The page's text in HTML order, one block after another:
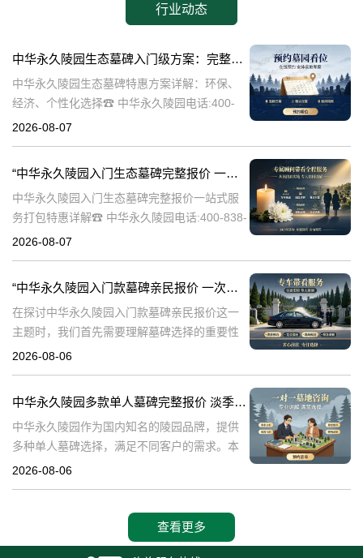
行业动态
中华永久陵园生态墓碑入门级方案：完整报价与一站式服务打包特惠解析
中华永久陵园生态墓碑特惠方案详解：环保、
经济、个性化选择☎ 中华永久陵园电话:400-
838-5063随着人们对身后事的关注度提升，选
2026-08-07
“中华永久陵园入门生态墓碑完整报价 一站式服务打包特惠详解”
中华永久陵园入门生态墓碑完整报价一站式服
务打包特惠详解☎ 中华永久陵园电话:400-838-
5063中华永久陵园作为国内知名的陵园之一，
2026-08-07
“中华永久陵园入门款墓碑亲民报价 一次性付清享折上折：超值优惠与便捷选择的完美结合”
在探讨中华永久陵园入门款墓碑亲民报价这一
主题时，我们首先需要理解墓碑选择的重要性
及其对逝者与生者的影响。墓碑不仅是对逝者
2026-08-06
中华永久陵园多款单人墓碑完整报价 淡季下单直降数千元详解
中华永久陵园作为国内知名的陵园品牌，提供
多种单人墓碑选择，满足不同客户的需求。本
文将详细介绍中华永久陵园多款单人墓碑的完
2026-08-06
查看更多